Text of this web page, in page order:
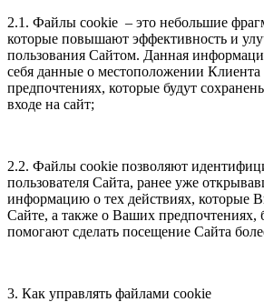
2.1. Файлы cookie – это небольшие
которые повышают эффективность и
пользования Сайтом. Данная
себя данные о местоположении
предпочтениях, которые будут
входе на сайт;
2.2. Файлы cookie позволяют
пользователя Сайта, ранее уже
информацию о тех действиях, которые
Сайте, а также о Ваших предпочтениях,
помогают сделать посещение Сайта
3. Как управлять файлами cookie